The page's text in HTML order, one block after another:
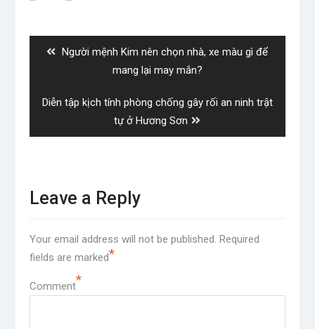
Previous
Người mệnh Kim nên chọn nhà, xe màu gì để
mang lại may mắn?
Next
Diễn tập kịch tính phòng chống gây rối an ninh trật
tự ở Hương Sơn
Leave a Reply
Your email address will not be published. Required
fields are marked*
Comment*